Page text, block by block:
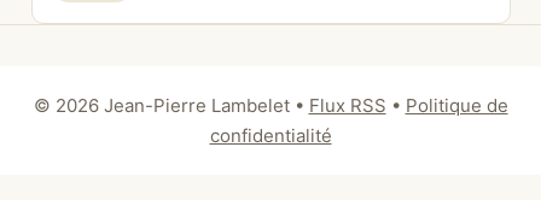
Internet Explorer). La version basique a
librairies et surtout d’être beaucoup plus simple
à importer dans un site web déjà créé. Librairies
© 2026 Jean-Pierre Lambelet• Flux RSS • Politique de
confidentialité